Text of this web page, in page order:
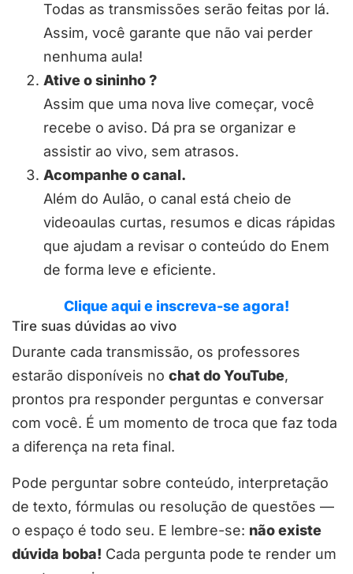
Todas as transmissões serão feitas por lá.
Assim, você garante que não vai perder
nenhuma aula!
Ative o sininho ?
Assim que uma nova live começar, você
recebe o aviso. Dá pra se organizar e
assistir ao vivo, sem atrasos.
Acompanhe o canal.
Além do Aulão, o canal está cheio de
videoaulas curtas, resumos e dicas rápidas
que ajudam a revisar o conteúdo do Enem
de forma leve e eficiente.
Clique aqui e inscreva-se agora!
Tire suas dúvidas ao vivo
Durante cada transmissão, os professores
estarão disponíveis no chat do YouTube,
prontos pra responder perguntas e conversar
com você. É um momento de troca que faz toda
a diferença na reta final.
Pode perguntar sobre conteúdo, interpretação
de texto, fórmulas ou resolução de questões —
o espaço é todo seu. E lembre-se: não existe
dúvida boba! Cada pergunta pode te render um